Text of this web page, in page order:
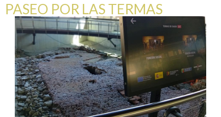
PASEO POR LAS TERMAS